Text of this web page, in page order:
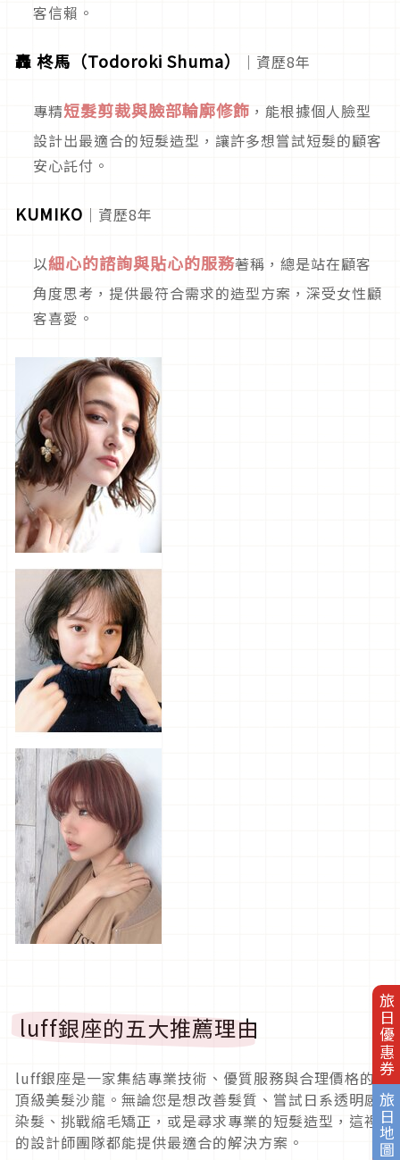
旅日優惠券
旅日地圖
客信賴。
轟 柊馬（Todoroki Shuma） ｜資歷8年
專精短髮剪裁與臉部輪廓修飾 ，能根據個人臉型
設計出最適合的短髮造型，讓許多想嘗試短髮的顧客
安心託付。
KUMIKO ｜資歷8年
以細心的諮詢與貼心的服務著稱，總是站在顧客
角度思考，提供最符合需求的造型方案，深受女性顧
客喜愛。
luff銀座的五大推薦理由
luff銀座是一家集結專業技術、優質服務與合理價格的
頂級美髮沙龍。無論您是想改善髮質、嘗試日系透明感
染髮、挑戰縮毛矯正，或是尋求專業的短髮造型，這裡
的設計師團隊都能提供最適合的解決方案。